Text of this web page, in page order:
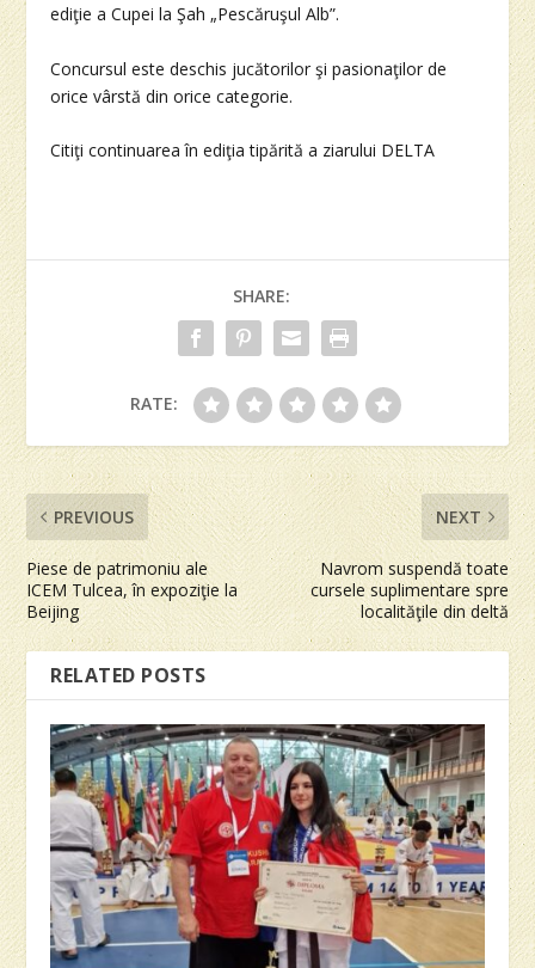
ediţie a Cupei la Şah „Pescăruşul Alb”.
Concursul este deschis jucătorilor şi pasionaţilor de
orice vârstă din orice categorie.
Citiţi continuarea în ediţia tipărită a ziarului DELTA
SHARE:
RATE:
PREVIOUS
Piese de patrimoniu ale
ICEM Tulcea, în expoziţie la
Beijing
NEXT
Navrom suspendă toate
cursele suplimentare spre
localităţile din deltă
RELATED POSTS